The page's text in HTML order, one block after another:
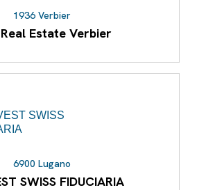
1936 Verbier
Estate Verbier
6900 Lugano
SWISS FIDUCIARIA